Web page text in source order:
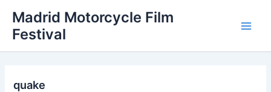
contenido
Madrid Motorcycle Film
Festival
quake